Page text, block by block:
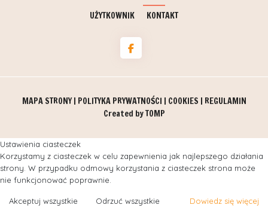
UŻYTKOWNIK
KONTAKT
MAPA STRONY| POLITYKA PRYWATNOŚCI | COOKIES | REGULAMIN
Created byTOMP
Ustawienia ciasteczek
Korzystamy z ciasteczek w celu zapewnienia jak najlepszego działania
strony. W przypadku odmowy korzystania z ciasteczek strona może
nie funkcjonować poprawnie.
Akceptuj wszystkie Odrzuć wszystkie Dowiedz się więcej